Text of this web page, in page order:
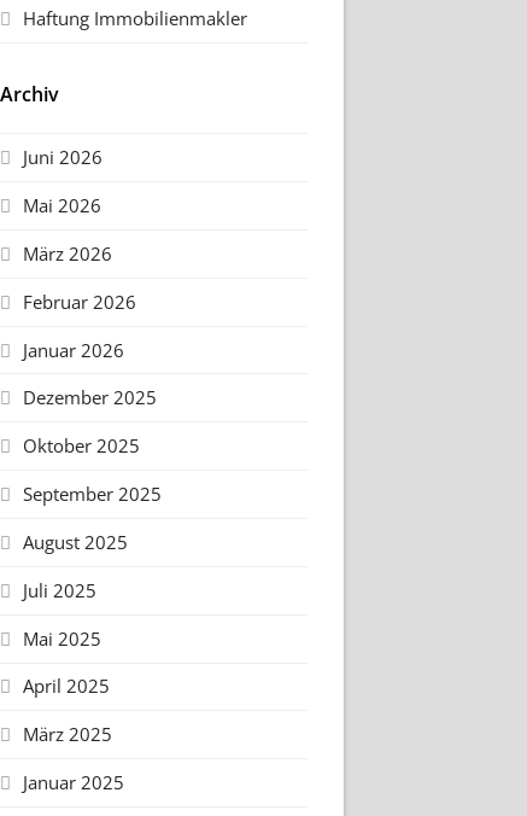
Haftung Immobilienmakler
Archiv
Juni 2026
Mai 2026
März 2026
Februar 2026
Januar 2026
Dezember 2025
Oktober 2025
September 2025
August 2025
Juli 2025
Mai 2025
April 2025
März 2025
Januar 2025